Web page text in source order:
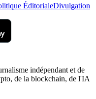
ÉditorialeDivulgation
indépendant et de
de la blockchain, de l'IA